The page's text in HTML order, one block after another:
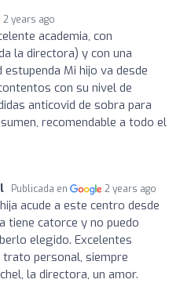
2 years ago
academia, con
la directora) y con una
Mi hijo va desde
con su nivel de
anticovid de sobra para
recomendable a todo el
Publicada en 2 years ago
acude a este centro desde
tiene catorce y no puedo
elegido. Excelentes
personal, siempre
la directora, un amor.